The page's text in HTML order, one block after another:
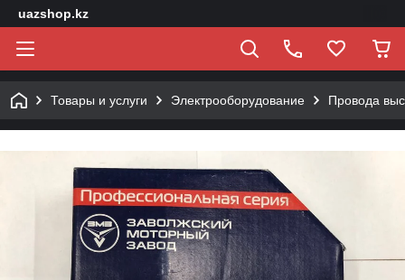
uazshop.kz
Товары и услуги Электрооборудование Провода